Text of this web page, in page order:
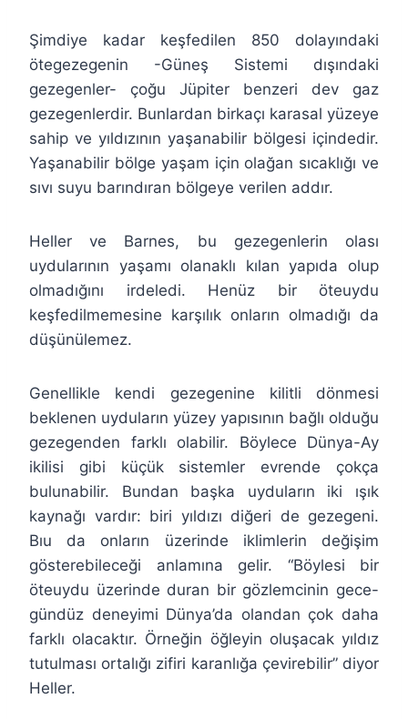
Şimdiye kadar keşfedilen 850 dolayındaki
ötegezegenin -Güneş Sistemi dışındaki
gezegenler- çoğu Jüpiter benzeri dev gaz
gezegenlerdir. Bunlardan birkaçı karasal yüzeye
sahip ve yıldızının yaşanabilir bölgesi içindedir.
Yaşanabilir bölge yaşam için olağan sıcaklığı ve
sıvı suyu barındıran bölgeye verilen addır.
Heller ve Barnes, bu gezegenlerin olası
uydularının yaşamı olanaklı kılan yapıda olup
olmadığını irdeledi. Henüz bir öteuydu
keşfedilmemesine karşılık onların olmadığı da
düşünülemez.
Genellikle kendi gezegenine kilitli dönmesi
beklenen uyduların yüzey yapısının bağlı olduğu
gezegenden farklı olabilir. Böylece Dünya-Ay
ikilisi gibi küçük sistemler evrende çokça
bulunabilir. Bundan başka uyduların iki ışık
kaynağı vardır: biri yıldızı diğeri de gezegeni.
Bıu da onların üzerinde iklimlerin değişim
gösterebileceği anlamına gelir. “Böylesi bir
öteuydu üzerinde duran bir gözlemcinin gece-
gündüz deneyimi Dünya’da olandan çok daha
farklı olacaktır. Örneğin öğleyin oluşacak yıldız
tutulması ortalığı zifiri karanlığa çevirebilir” diyor
Heller.